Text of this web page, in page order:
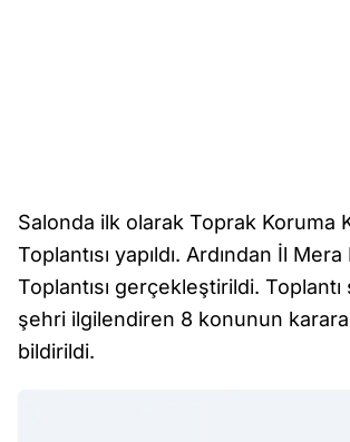
Salonda ilk olarak Toprak Koruma
Toplantısı yapıldı. Ardından İl
Toplantısı gerçekleştirildi.
şehri ilgilendiren 8 konunun karara
bildirildi.